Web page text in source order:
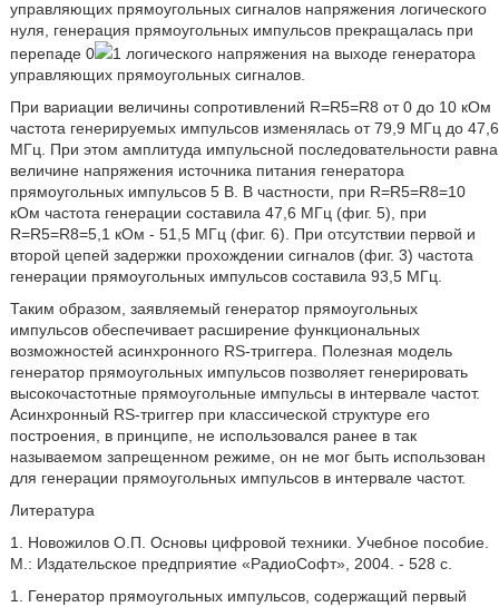
управляющих прямоугольных сигналов напряжения логического
нуля, генерация прямоугольных импульсов прекращалась при
перепаде 0
1 логического напряжения на выходе генератора
управляющих прямоугольных сигналов.
При вариации величины сопротивлений R=R5=R8 от 0 до 10 кОм
частота генерируемых импульсов изменялась от 79,9 МГц до 47,6
МГц. При этом амплитуда импульсной последовательности равна
величине напряжения источника питания генератора
прямоугольных импульсов 5 В. В частности, при R=R5=R8=10
кОм частота генерации составила 47,6 МГц (фиг. 5), при
R=R5=R8=5,1 кОм - 51,5 МГц (фиг. 6). При отсутствии первой и
второй цепей задержки прохождении сигналов (фиг. 3) частота
генерации прямоугольных импульсов составила 93,5 МГц.
Таким образом, заявляемый генератор прямоугольных
импульсов обеспечивает расширение функциональных
возможностей асинхронного RS-триггера. Полезная модель
генератор прямоугольных импульсов позволяет генерировать
высокочастотные прямоугольные импульсы в интервале частот.
Асинхронный RS-триггер при классической структуре его
построения, в принципе, не использовался ранее в так
называемом запрещенном режиме, он не мог быть использован
для генерации прямоугольных импульсов в интервале частот.
Литература
1. Новожилов О.П. Основы цифровой техники. Учебное пособие.
М.: Издательское предприятие «РадиоСофт», 2004. - 528 с.
1. Генератор прямоугольных импульсов, содержащий первый